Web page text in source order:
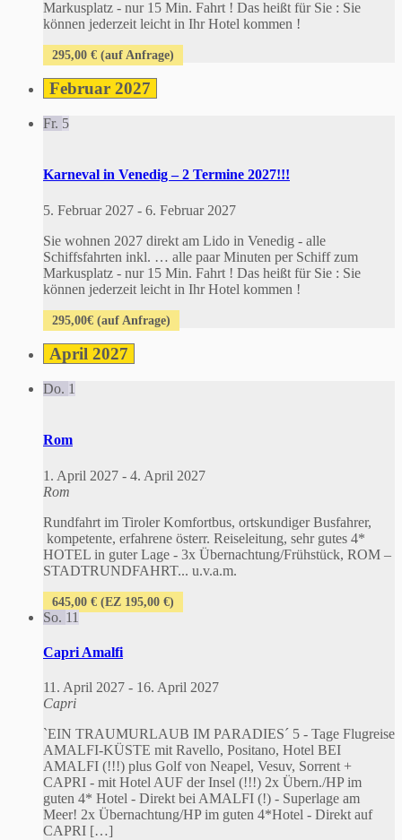
Markusplatz - nur 15 Min. Fahrt ! Das heißt für Sie : Sie
können jederzeit leicht in Ihr Hotel kommen !
295,00 € (auf Anfrage)
Februar 2027
Fr. 5
Karneval in Venedig – 2 Termine 2027!!!
5. Februar 2027 - 6. Februar 2027
Sie wohnen 2027 direkt am Lido in Venedig - alle
Schiffsfahrten inkl. … alle paar Minuten per Schiff zum
Markusplatz - nur 15 Min. Fahrt ! Das heißt für Sie : Sie
können jederzeit leicht in Ihr Hotel kommen !
295,00€ (auf Anfrage)
April 2027
Do. 1
Rom
1. April 2027 - 4. April 2027
Rom
Rundfahrt im Tiroler Komfortbus, ortskundiger Busfahrer,
kompetente, erfahrene österr. Reiseleitung, sehr gutes 4*
HOTEL in guter Lage - 3x Übernachtung/Frühstück, ROM –
STADTRUNDFAHRT... u.v.a.m.
645,00 € (EZ 195,00 €)
So. 11
Capri Amalfi
11. April 2027 - 16. April 2027
Capri
`EIN TRAUMURLAUB IM PARADIES´ 5 - Tage Flugreise
AMALFI-KÜSTE mit Ravello, Positano, Hotel BEI
AMALFI (!!!) plus Golf von Neapel, Vesuv, Sorrent +
CAPRI - mit Hotel AUF der Insel (!!!) 2x Übern./HP im
guten 4* Hotel - Direkt bei AMALFI (!) - Superlage am
Meer! 2x Übernachtung/HP im guten 4*Hotel - Direkt auf
CAPRI […]